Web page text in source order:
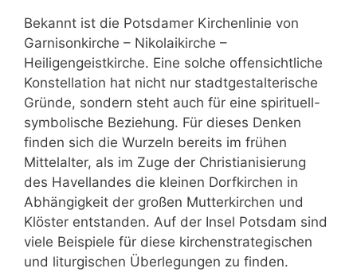
Bekannt ist die Potsdamer Kirchenlinie von
Garnisonkirche – Nikolaikirche –
Heiligengeistkirche. Eine solche offensichtliche
Konstellation hat nicht nur stadtgestalterische
Gründe, sondern steht auch für eine spirituell-
symbolische Beziehung. Für dieses Denken
finden sich die Wurzeln bereits im frühen
Mittelalter, als im Zuge der Christianisierung
des Havellandes die kleinen Dorfkirchen in
Abhängigkeit der großen Mutterkirchen und
Klöster entstanden. Auf der Insel Potsdam sind
viele Beispiele für diese kirchenstrategischen
und liturgischen Überlegungen zu finden.